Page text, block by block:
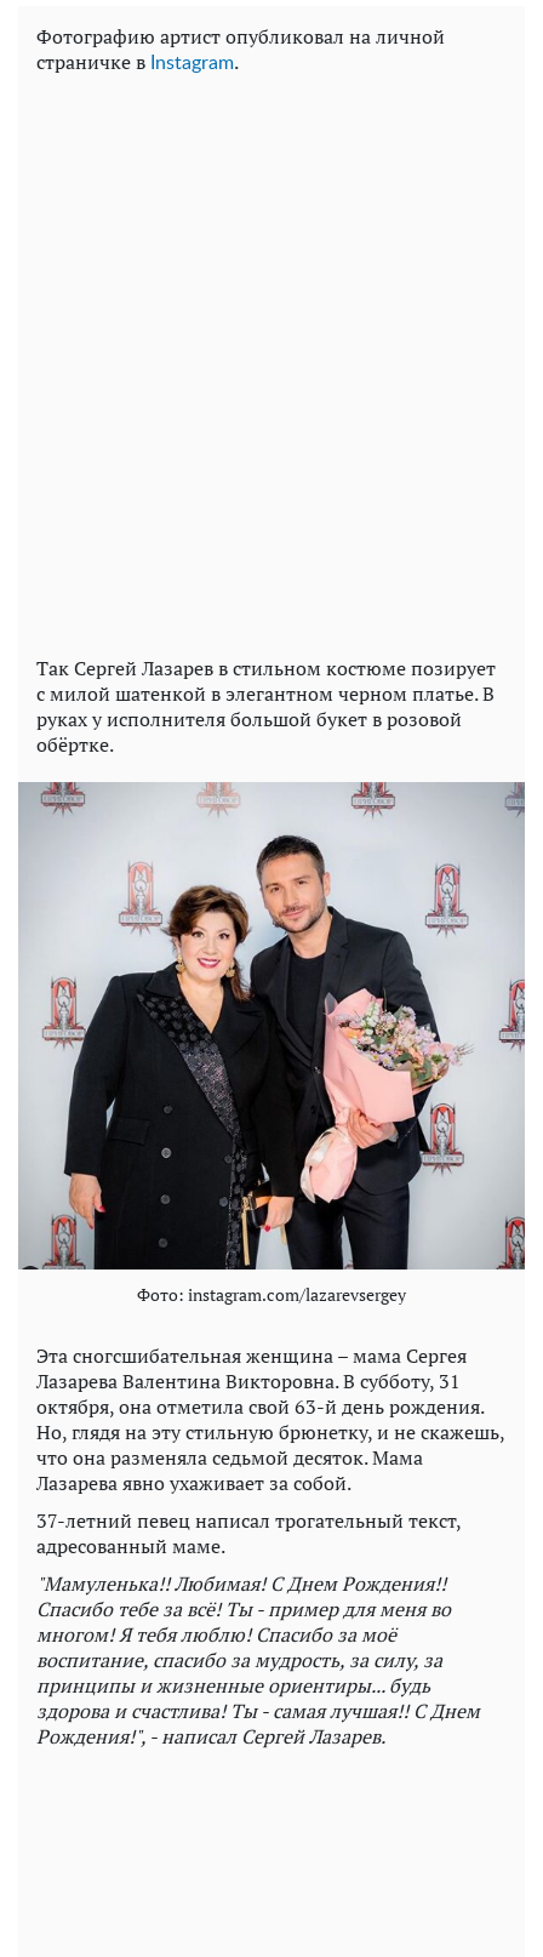
Фотографию артист опубликовал на личной
страничке в Instagram.
Так Сергей Лазарев в стильном костюме позирует
с милой шатенкой в элегантном черном платье. В
руках у исполнителя большой букет в розовой
обёртке.
Фото: instagram.com/lazarevsergey
Эта сногсшибательная женщина – мама Сергея
Лазарева Валентина Викторовна. В субботу, 31
октября, она отметила свой 63-й день рождения.
Но, глядя на эту стильную брюнетку, и не скажешь,
что она разменяла седьмой десяток. Мама
Лазарева явно ухаживает за собой.
37-летний певец написал трогательный текст,
адресованный маме.
"Мамуленька!! Любимая! С Днем Рождения!!
Спасибо тебе за всё! Ты - пример для меня во
многом! Я тебя люблю! Спасибо за моё
воспитание, спасибо за мудрость, за силу, за
принципы и жизненные ориентиры... будь
здорова и счастлива! Ты - самая лучшая!! С Днем
Рождения!", - написал Сергей Лазарев.